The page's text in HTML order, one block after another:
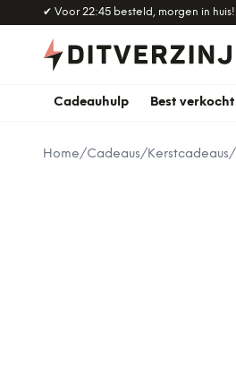
Naar hoofdinhoud
✔ Voor 22:45 besteld, morgen in huis!
Cadeauhulp Best verkocht
Home/Cadeaus/Kerstcadeaus/